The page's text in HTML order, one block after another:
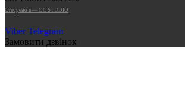
Cтворено в — OC STUDIO
Viber Telegram
Замовити дзвінок